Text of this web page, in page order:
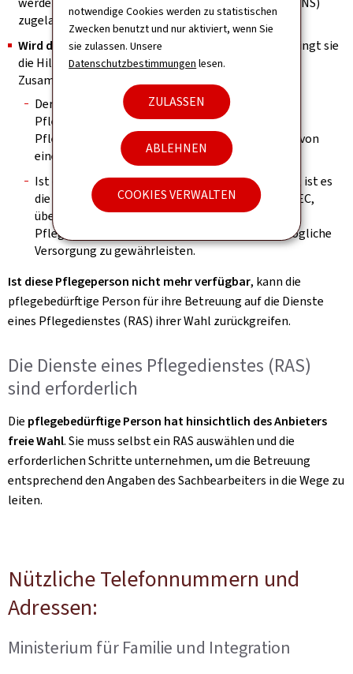
notwendige Cookies werden zu statistischen
Zwecken benutzt und nur aktiviert, wenn Sie
sie zulassen. Unsere
Datenschutzbestimmungen lesen.
ZULASSEN
ABLEHNEN
COOKIES VERWALTEN
zugelassen ist
Wird diese Person als Pflegeperson anerkannt
, erbringt sie
die Hilfe- und Pflegeleistungen allein oder in
Zusammenarbeit mit einem RAS:
Der Sachbearbeiter der AEC legt fest, ob die
Pflegeperson in der Lage ist, alle Hilfe- und
Pflegeleistungen allein zu erbringen, oder ob sie von
einem RAS unterstützt werden muss.
Ist die Unterstützung eines Pflegedienstes nötig, ist es
die Verantwortlichkeit des Sachbearbeiters der AEC,
über die Aufteilung der benötigten Hilfe- und
Pflegeleistungen zu entscheiden, um die bestmögliche
Versorgung zu gewährleisten.
Ist diese Pflegeperson nicht mehr verfügbar, kann die
pflegebedürftige Person für ihre Betreuung auf die Dienste
eines Pflegedienstes (RAS) ihrer Wahl zurückgreifen.
Die Dienste eines Pflegedienstes (RAS)
sind erforderlich
Die pflegebedürftige Person hat hinsichtlich des Anbieters
freie Wahl. Sie muss selbst ein RAS auswählen und die
erforderlichen Schritte unternehmen, um die Betreuung
entsprechend den Angaben des Sachbearbeiters in die Wege zu
leiten.
Nützliche Telefonnummern und
Adressen:
Ministerium für Familie und Integration